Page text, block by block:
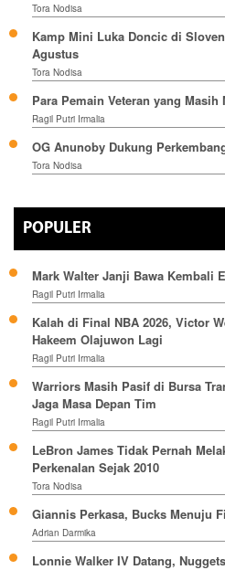
Tora Nodisa
Kamp Mini Luka Doncic di
Agustus
Tora Nodisa
Para Pemain Veteran yang Masih
Ragil Putri Irmalia
OG Anunoby Dukung
Tora Nodisa
POPULER
Mark Walter Janji Bawa Kembali
Ragil Putri Irmalia
Kalah di Final NBA 2026, Victor
Hakeem Olajuwon Lagi
Ragil Putri Irmalia
Warriors Masih Pasif di Bursa
Jaga Masa Depan Tim
Ragil Putri Irmalia
LeBron James Tidak Pernah
Perkenalan Sejak 2010
Tora Nodisa
Giannis Perkasa, Bucks Menuju
Adrian Darmika
Lonnie Walker IV Datang,